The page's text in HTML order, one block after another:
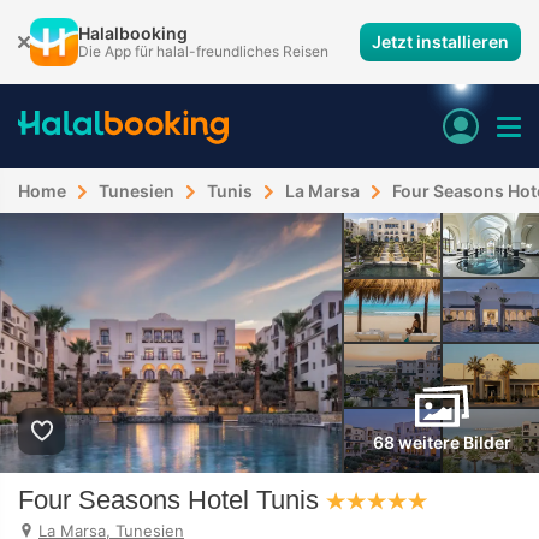
Halalbooking
Die App für halal-freundliches Reisen Jetzt installieren
Home Tunesien Tunis La Marsa Four Seasons
68 weitere Bilder
Four Seasons Hotel Tunis
La Marsa, Tunesien